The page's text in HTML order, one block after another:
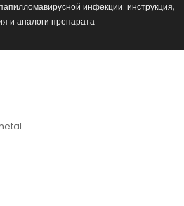
инфекции: инструкция,
и аналоги препарата